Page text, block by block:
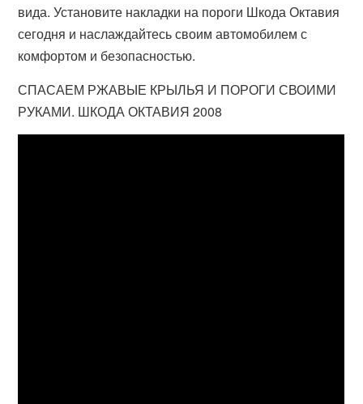
вида. Установите накладки на пороги Шкода Октавия
сегодня и наслаждайтесь своим автомобилем с
комфортом и безопасностью.
СПАСАЕМ РЖАВЫЕ КРЫЛЬЯ И ПОРОГИ СВОИМИ
РУКАМИ. ШКОДА ОКТАВИЯ 2008